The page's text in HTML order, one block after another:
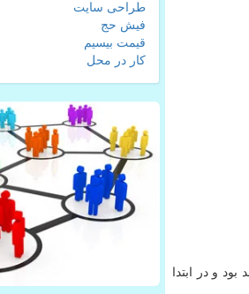
و در ابتدا
طراحی سایت
فیش حج
قیمت بیسیم
کار در محل